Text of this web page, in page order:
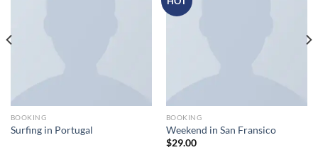
BOOKING
Surfing in Portugal
BOOKING
Weekend in San Fransico
$29.00